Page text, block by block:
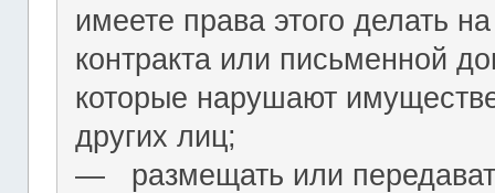
имеете права этого делать
контракта или письменной
которые нарушают
других лиц;
― размещать или